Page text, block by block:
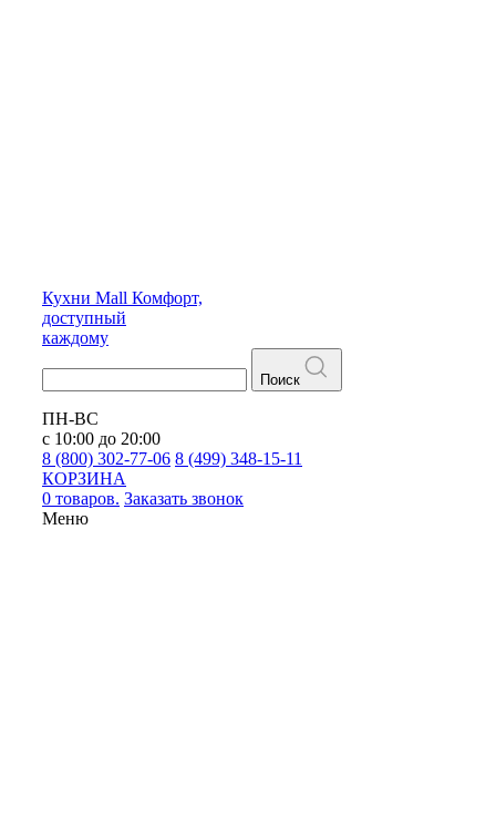
Кухни Mall Комфорт,
доступный
каждому
Поиск
ПН-ВС
с 10:00 до 20:00
8 (800) 302-77-06 8 (499) 348-15-11
КОРЗИНА
0 товаров. Заказать звонок
Меню